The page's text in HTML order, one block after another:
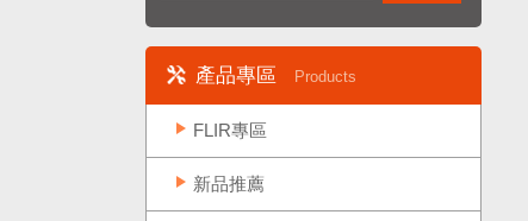
產品專區 Products
FLIR專區
新品推薦